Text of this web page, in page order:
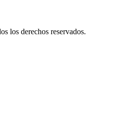
los derechos reservados.